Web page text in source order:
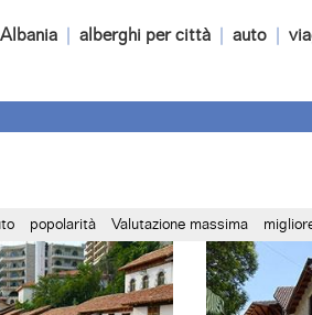
alberghi per città auto
popolarità Valutazione massima